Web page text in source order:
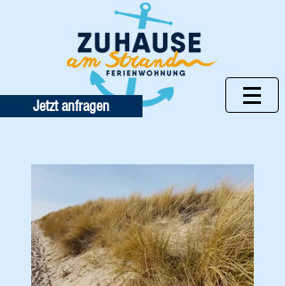
Jetzt anfragen